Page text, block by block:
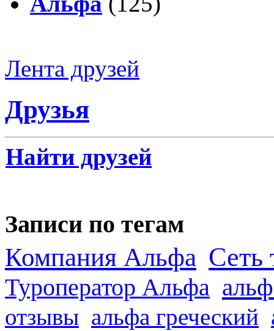
Лента друзей
Друзья
Найти друзей
Записи по тегам
Компания Альфа Сеть
Туроператор Альфа
отзывы альфа греческий